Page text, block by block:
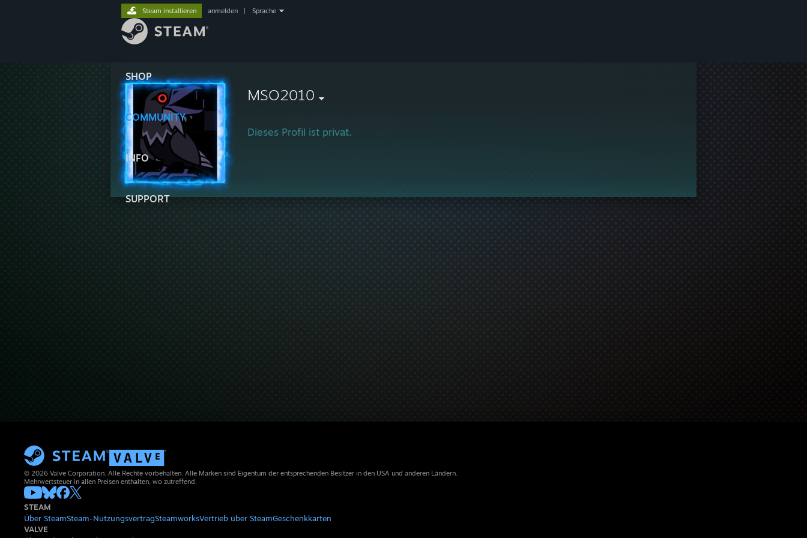
SHOP
COMMUNITY
INFO
SUPPORT
Steam installieren anmelden Sprache
MSO2010
Dieses Profil ist privat.
© 2026 Valve Corporation. Alle Rechte vorbehalten. Alle Marken sind Eigentum der entsprechenden Besitzer in den USA und anderen Ländern.
Mehrwertsteuer in allen Preisen enthalten, wo zutreffend.
STEAM
Über SteamSteam-NutzungsvertragSteamworksVertrieb über SteamGeschenkkarten
VALVE